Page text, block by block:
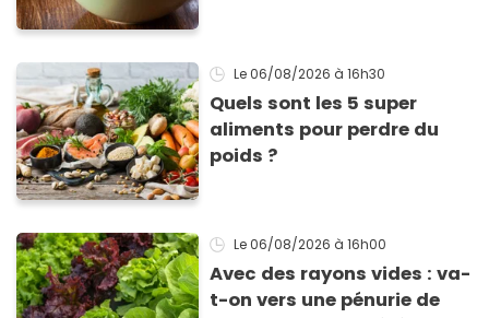
Le 06/08/2026 à 16h30
Quels sont les 5 super
aliments pour perdre du
poids ?
Le 06/08/2026 à 16h00
Avec des rayons vides : va-
t-on vers une pénurie de